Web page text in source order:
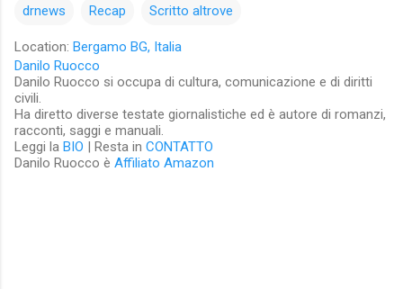
drnews Recap Scritto altrove
Location: Bergamo BG, Italia
Danilo Ruocco
Danilo Ruocco si occupa di cultura, comunicazione e di diritti
civili.
Ha diretto diverse testate giornalistiche ed è autore di romanzi,
racconti, saggi e manuali.
Leggi la BIO | Resta in CONTATTO
Danilo Ruocco è Affiliato Amazon